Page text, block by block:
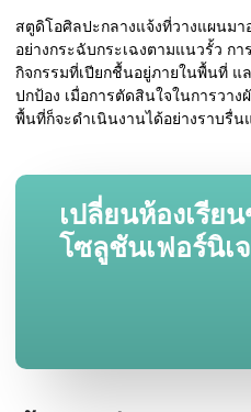
สตูดิโอศิลปะกลางแจ้งที่วางแผนมา
อย่างกระฉับกระเฉงตามแนวรั้ว ก
กิจกรรมที่เปียกชื้นอยู่ภายในพื้นที่ แ
ปกป้อง เมื่อการตัดสินใจในการวา
พื้นที่ก็จะดำเนินงานได้อย่างราบรื่น
เปลี่ยนห้องเรีย
โซลูชันเฟอร์นิเ